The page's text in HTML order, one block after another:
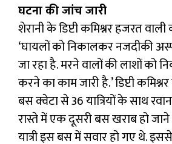
घटना की जांच जारी
शेरानी के डिप्टी कमिश्नर हजरत
‘घायलों को निकालकर नजदीकी
जा रहा है. मरने वालों की लाशों को
करने का काम जारी है.’ डिप्टी
बस क्वेटा से 36 यात्रियों के साथ
रास्ते में एक दूसरी बस खराब हो
यात्री इस बस में सवार हो गए थे.